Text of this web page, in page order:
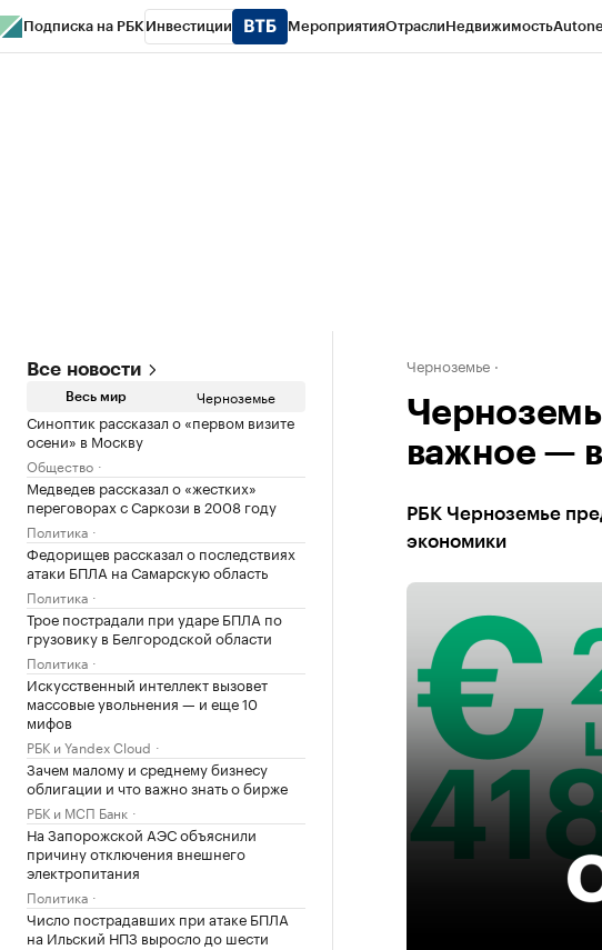
Подписка на РБК Инвестиции МероприятияОтраслиНедвижимость
Все новости
Весь мир Черноземье
Синоптик рассказал о «первом визите
осени» в Москву
Общество
Медведев рассказал о «жестких»
переговорах с Саркози в 2008 году
Политика
Федорищев рассказал о последствиях
атаки БПЛА на Самарскую область
Политика
Трое пострадали при ударе БПЛА по
грузовику в Белгородской области
Политика
Искусственный интеллект вызовет
массовые увольнения — и еще 10
мифов
РБК и Yandex Cloud
Зачем малому и среднему бизнесу
облигации и что важно знать о бирже
РБК и МСП Банк
На Запорожской АЭС объяснили
причину отключения внешнего
электропитания
Политика
Число пострадавших при атаке БПЛА
на Ильский НПЗ выросло до шести
Черноземье
важное —
РБК Черноземье
экономики